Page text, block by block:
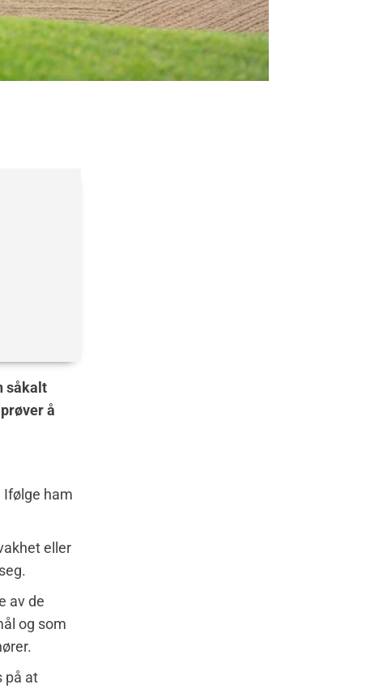
såkalt
å
Ifølge ham
eller
av de
og som
på at